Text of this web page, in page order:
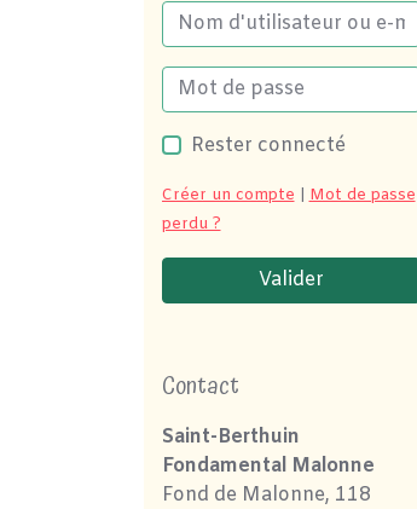
Rester connecté
Créer un compte|Mot de passe
perdu ?
Valider
Contact
Saint-Berthuin
Fondamental Malonne
Fond de Malonne, 118